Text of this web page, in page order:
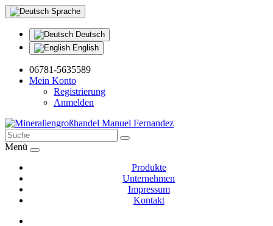
Sprache
Deutsch
English
06781-5635589
Mein Konto
Registrierung
Anmelden
Menü
Produkte
Unternehmen
Impressum
Kontakt